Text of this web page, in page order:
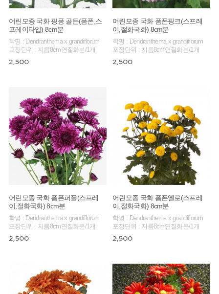
어린모종 국화 핑퐁 골든(폼폰,스
프레이타입) 8cm분
학명 : Dendranthema x grandiflorum
포장단위 : 지름8cm연질화분/1개
2,500
어린모종 국화 폼폰핑크(스프레
이,절화국화) 8cm분
학명 : Dendranthema x grandiflorum
포장단위 : 지름8cm연질화분/1개
2,500
어린모종 국화 폼폰퍼플(스프레
이,절화국화) 8cm분
학명 : Dendranthema x grandiflorum
포장단위 : 지름8cm연질화분/1개
2,500
어린모종 국화 폼폰옐로(스프레
이,절화국화) 8cm분
학명 : Dendranthema x grandiflorum
포장단위 : 지름8cm연질화분/1개
2,500